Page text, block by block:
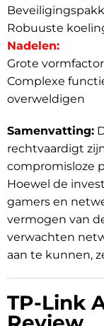
Robuuste
Nadelen:
Grote
Complexe
overweldigen
Samenvatting:
rechtvaardigt
compromisloze
Hoewel de
gamers en
vermogen van
verwachten
aan te kunnen,
TP-Link